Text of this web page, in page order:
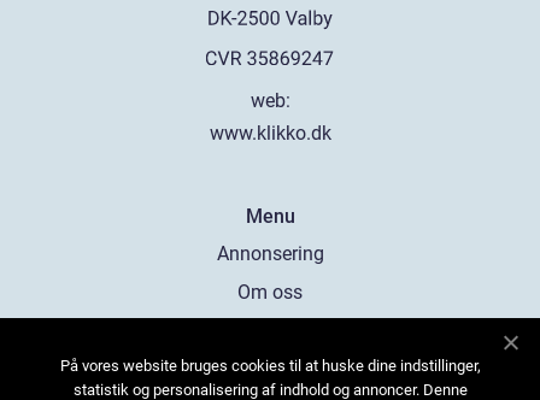
web:
www.klikko.dk
Menu
Annonsering
Om oss
Kontakta oss
På vores website bruges cookies til at huske dine indstillinger,
statistik og personalisering af indhold og annoncer. Denne